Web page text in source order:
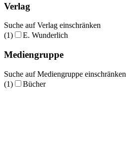
Verlag
Suche auf Verlag einschränken
(1)
E. Wunderlich
Mediengruppe
Suche auf Mediengruppe einschränken
(1)
Bücher